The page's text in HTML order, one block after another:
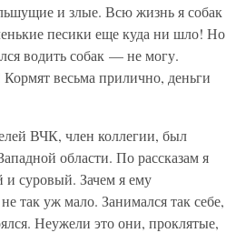
и злые. Всю жизнь я собак
песики еще куда ни шло! Но
водить собак — не могу.
весьма прилично, деньги
ВЧК, член коллегии, был
области. По рассказам я
и суровый. Зачем я ему
так уж мало. Занимался так себе,
Неужели это они, проклятые,